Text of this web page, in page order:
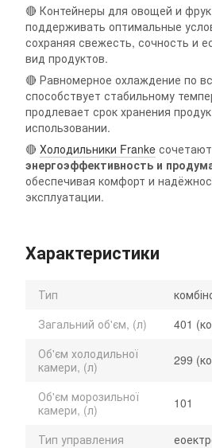
🔴 Контейнеры для овощей и
поддерживать оптимальные
сохраняя свежесть, сочность и
вид продуктов.
🔴 Равномерное охлаждение по
способствует стабильному
продлевает срок хранения
использовании.
🔴 Холодильники Franke сочетают
энергоэффективность и
обеспечивая комфорт и
эксплуатации.
Характеристики
Тип
Загальний об'єм, (л)
401
Об'єм холодильної
камери, (л)
299
Об'єм морозильної
камери, (л)
101
Тип управления